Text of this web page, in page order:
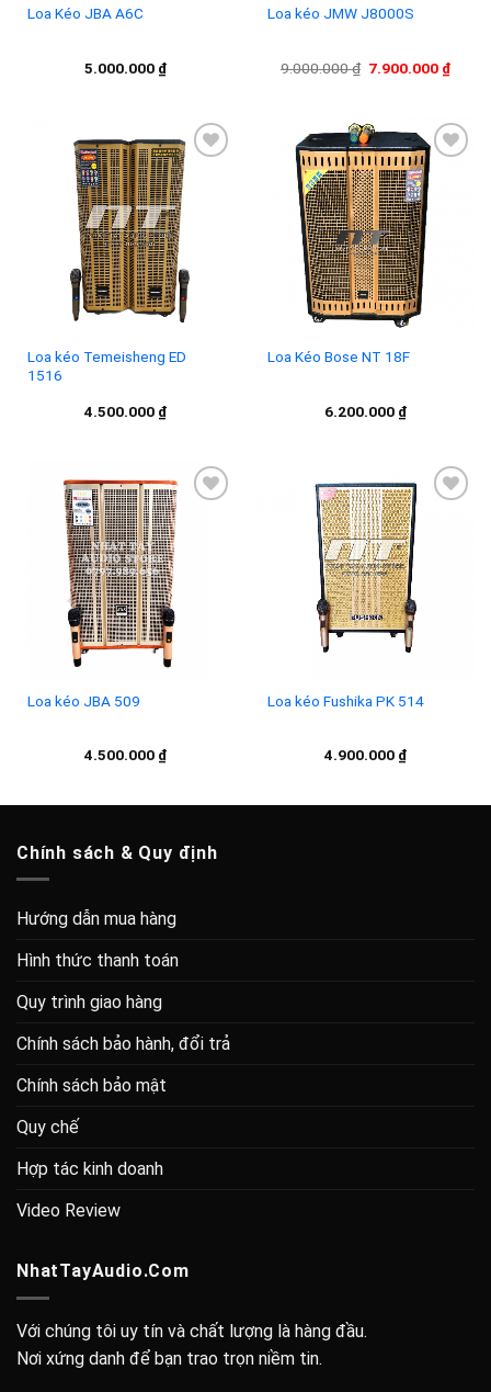
Loa Kéo JBA A6C
5.000.000 ₫
Loa kéo JMW J8000S
9.000.000₫ Giá
7.900.000 ₫Giá
Add to
wishlist
Loa kéo Temeisheng ED
1516
4.500.000 ₫
Add to
wishlist
Loa Kéo Bose NT 18F
6.200.000 ₫
Loa kéo JBA 509
4.500.000 ₫
Loa kéo Fushika PK 514
4.900.000 ₫
Chính sách & Quy định
Hướng dẫn mua hàng
Hình thức thanh toán
Quy trình giao hàng
Chính sách bảo hành, đổi trả
Chính sách bảo mật
Quy chế
Hợp tác kinh doanh
Video Review
NhatTayAudio.Com
Với chúng tôi uy tín và chất lượng là hàng đầu.
Nơi xứng danh để bạn trao trọn niềm tin.